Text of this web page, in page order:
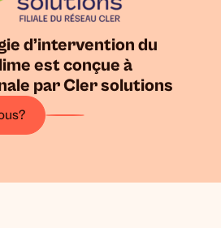
d’intervention du
est conçue à
par Cler solutions